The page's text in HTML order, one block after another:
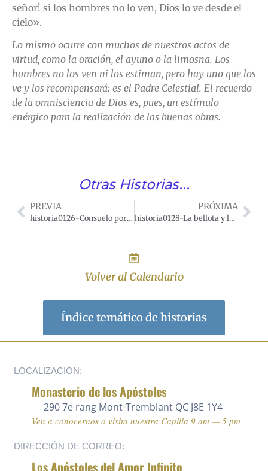
señor! si los hombres no lo ven, Dios lo ve desde el
cielo».
Lo mismo ocurre con muchos de nuestros actos de
virtud, como la oración, el ayuno o la limosna. Los
hombres no los ven ni los estiman, pero hay uno que los
ve y los recompensará: es el Padre Celestial. El recuerdo
de la omnisciencia de Dios es, pues, un estímulo
enérgico para la realización de las buenas obras.
Otras Historias...
PREVIA
historia0126-Consuelo por la pérdida de un hijo predilecto.
PRÓXIMA
historia0128-La bellota y la calabaza.
Volver al Calendario
Índice temático de historias
LOCALIZACIÓN:
Monasterio de los Apóstoles
290 7e rang Mont-Tremblant QC J8E 1Y4
Ven a conocernos o visita nuestra Capilla 9 am — 5 pm
DIRECCIÓN DE CORREO:
Los Apóstoles del Amor Infinito